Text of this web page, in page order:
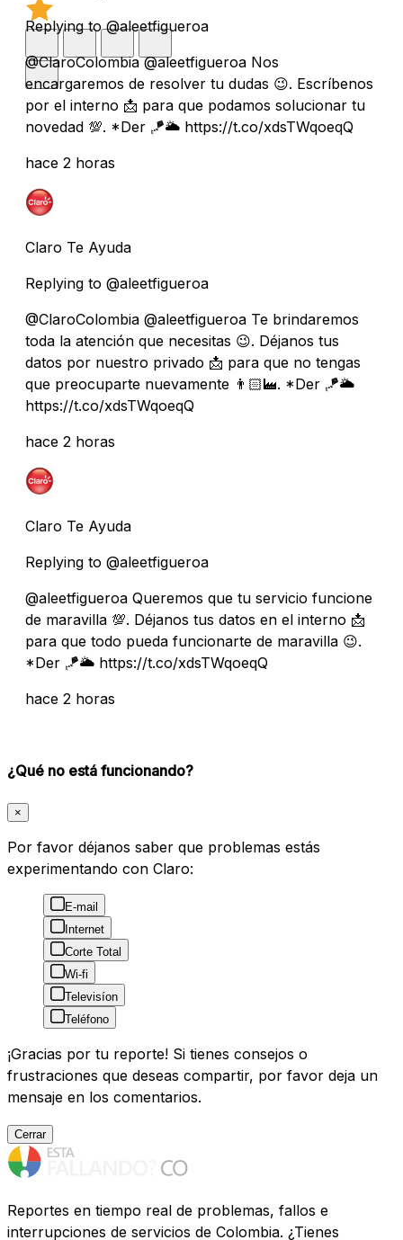
Replying to @aleetfigueroa
@ClaroColombia @aleetfigueroa Nos
encargaremos de resolver tu dudas 😉. Escríbenos
por el interno 📩 para que podamos solucionar tu
novedad 💯. *Der 🪁🌥️ https://t.co/xdsTWqoeqQ
hace 2 horas
Claro Te Ayuda
Replying to @aleetfigueroa
@ClaroColombia @aleetfigueroa Te brindaremos
toda la atención que necesitas 😉. Déjanos tus
datos por nuestro privado 📩 para que no tengas
que preocuparte nuevamente 👨🏻‍🏭. *Der 🪁🌥️
https://t.co/xdsTWqoeqQ
hace 2 horas
Claro Te Ayuda
Replying to @aleetfigueroa
@aleetfigueroa Queremos que tu servicio funcione
de maravilla 💯. Déjanos tus datos en el interno 📩
para que todo pueda funcionarte de maravilla 😉.
*Der 🪁🌥️ https://t.co/xdsTWqoeqQ
hace 2 horas
¿Qué no está funcionando?
×
Por favor déjanos saber que problemas estás
experimentando con Claro:
E-mail
Internet
Corte Total
Wi-fi
Televisíon
Teléfono
¡Gracias por tu reporte! Si tienes consejos o
frustraciones que deseas compartir, por favor deja un
mensaje en los comentarios.
Cerrar
Reportes en tiempo real de problemas, fallos e
interrupciones de servicios de Colombia. ¿Tienes